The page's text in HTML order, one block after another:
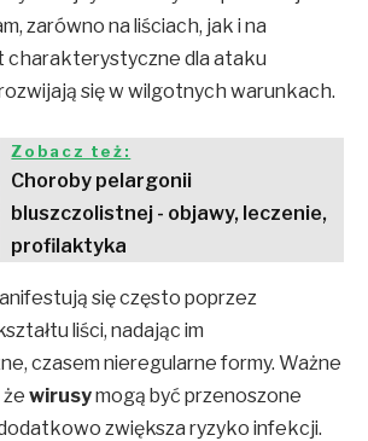
zarówno na liściach, jak i na
charakterystyczne dla ataku
się w wilgotnych warunkach.
Zobacz też:
Choroby pelargonii
bluszczolistnej - objawy, leczenie,
profilaktyka
się często poprzez
liści, nadając im
czasem nieregularne formy. Ważne
wirusymogą być przenoszone
zwiększa ryzyko infekcji.